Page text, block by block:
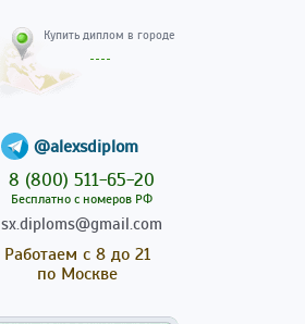
@alexsdiplom
8 (800) 511-65-20
Бесплатно с номеров РФ
sx.diploms@gmail.com
Работаем с 8 до 21
по Москве